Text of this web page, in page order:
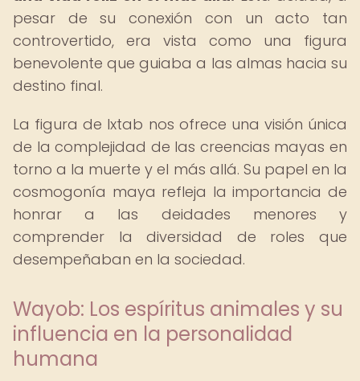
pesar de su conexión con un acto tan
controvertido, era vista como una figura
benevolente que guiaba a las almas hacia su
destino final.
La figura de Ixtab nos ofrece una visión única
de la complejidad de las creencias mayas en
torno a la muerte y el más allá. Su papel en la
cosmogonía maya refleja la importancia de
honrar a las deidades menores y
comprender la diversidad de roles que
desempeñaban en la sociedad.
Wayob: Los espíritus animales y su
influencia en la personalidad
humana